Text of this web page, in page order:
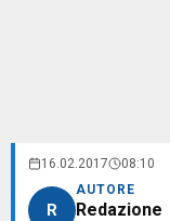
16.02.2017 08:10
R
AUTORE
Redazione